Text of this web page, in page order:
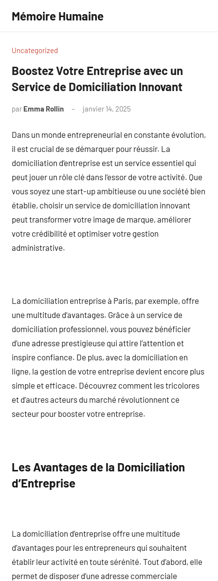
contenu
Mémoire Humaine
Uncategorized
Boostez Votre Entreprise avec un
Service de Domiciliation Innovant
par Emma Rollin janvier 14, 2025
Dans un monde entrepreneurial en constante évolution,
il est crucial de se démarquer pour réussir. La
domiciliation d’entreprise est un service essentiel qui
peut jouer un rôle clé dans l’essor de votre activité. Que
vous soyez une start-up ambitieuse ou une société bien
établie, choisir un service de domiciliation innovant
peut transformer votre image de marque, améliorer
votre crédibilité et optimiser votre gestion
administrative.
La domiciliation entreprise à Paris, par exemple, offre
une multitude d’avantages. Grâce à un service de
domiciliation professionnel, vous pouvez bénéficier
d’une adresse prestigieuse qui attire l’attention et
inspire confiance. De plus, avec la domiciliation en
ligne, la gestion de votre entreprise devient encore plus
simple et efficace. Découvrez comment les tricolores
et d’autres acteurs du marché révolutionnent ce
secteur pour booster votre entreprise.
Les Avantages de la Domiciliation
d’Entreprise
La domiciliation d’entreprise offre une multitude
d’avantages pour les entrepreneurs qui souhaitent
établir leur activité en toute sérénité. Tout d’abord, elle
permet de disposer d’une adresse commerciale